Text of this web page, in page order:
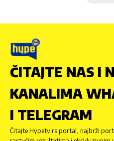
ČITAJTE NAS I
KANALIMA
I TELEGRAM
Čitajte Hypetv.rs portal, najbrži